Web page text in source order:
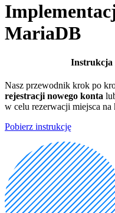
MariaDB
Instrukcja
Nasz przewodnik krok po
rejestracji nowego konta
w celu rezerwacji miejsca na
Pobierz instrukcję